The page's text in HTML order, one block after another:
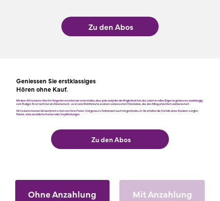
Zu den Abos
Geniessen Sie erstklassiges
Hören ohne Kauf.
Mit dem All-Inclusive-Abo für Hörgeräte möchten wir sicherstellen, dass jede und jeder die Möglichkeit hat, das Leben in vollen Zügen zu geniessen, unabhängig
vom Budget. Es ist nicht nur ein Abonnement - es ist eine Eintrittskarte zu einem verbesserten Hörerlebnis, das den Alltag erleichtert und bereichert.
All-Inclusive kennen Sie bestimmt schon von Ihren Ferien. Und genau so funktioniert auch hörgeräteabo.ch. Sie erhalten die Vorteile eines Rundum-sorglos-
Pakets, ohne zusätzliche Kosten oder Verpflichtungen.
Zu den Abos
Ohne Anzahlung Mit Anzahlung